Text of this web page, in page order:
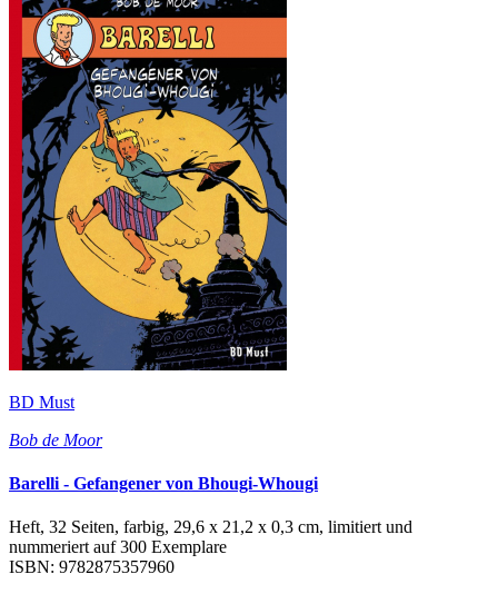
BD Must
Bob de Moor
Barelli - Gefangener von Bhougi-Whougi
Heft, 32 Seiten, farbig, 29,6 x 21,2 x 0,3 cm, limitiert und
nummeriert auf 300 Exemplare
ISBN: 9782875357960